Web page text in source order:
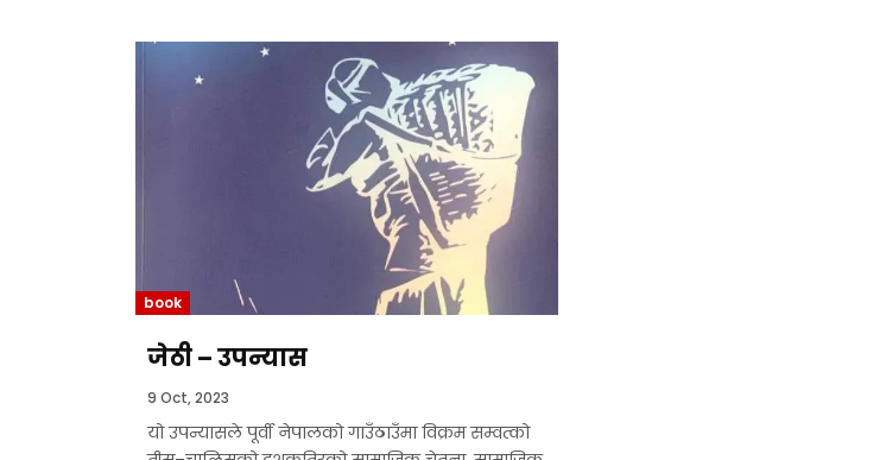
book
जेठी – उपन्यास
9 Oct, 2023
यो उपन्यासले पूर्वी नेपालको गाउँठाउँमा विक्रम सम्वत्को